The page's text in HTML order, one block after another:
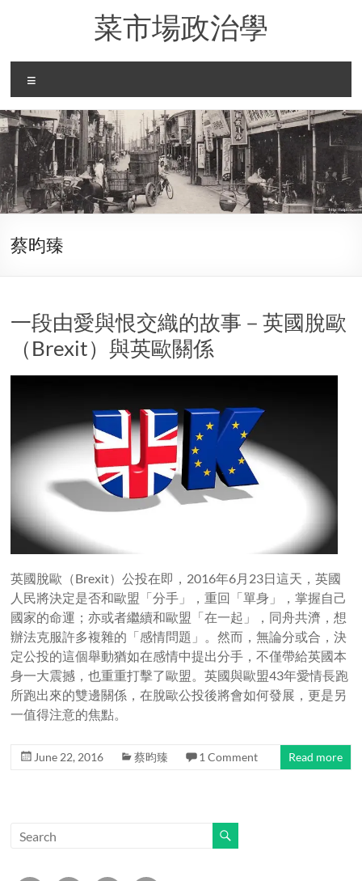
菜市場政治學
蔡昀臻
一段由愛與恨交織的故事－英國脫歐
（Brexit）與英歐關係
英國脫歐（Brexit）公投在即，2016年6月23日這天，英國
人民將決定是否和歐盟「分手」，重回「單身」，掌握自己
國家的命運；亦或者繼續和歐盟「在一起」，同舟共濟，想
辦法克服許多複雜的「感情問題」。然而，無論分或合，決
定公投的這個舉動猶如在感情中提出分手，不僅帶給英國本
身一大震撼，也重重打擊了歐盟。英國與歐盟43年愛情長跑
所跑出來的雙邊關係，在脫歐公投後將會如何發展，更是另
一值得注意的焦點。
June 22, 2016 蔡昀臻 1 Comment Read more